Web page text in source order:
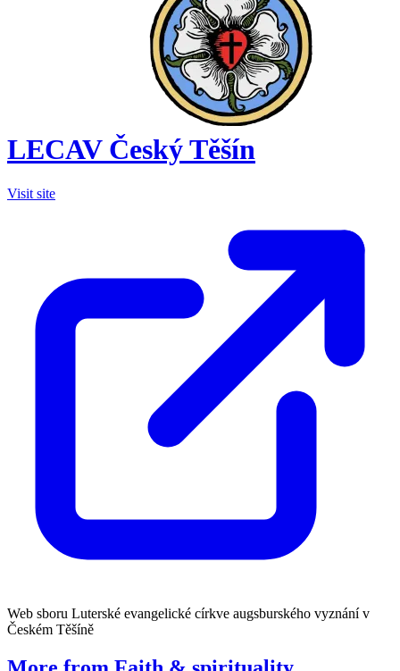
LECAV Český Těšín
Visit site
Web sboru Luterské evangelické církve augsburského vyznání v
Českém Těšíně